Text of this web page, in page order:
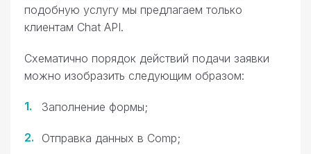
подобную услугу мы предлагаем только
клиентам Chat API.
Схематично порядок действий подачи заявки
можно изобразить следующим образом:
Заполнение формы;
Отправка данных в Comp;